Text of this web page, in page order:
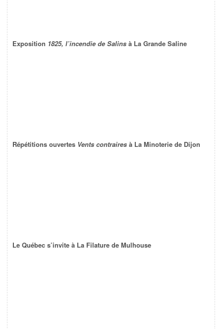
Exposition 1825, l’incendie de Salins à La Grande Saline
Répétitions ouvertes Vents contraires à La Minoterie de Dijon
Le Québec s’invite à La Filature de Mulhouse